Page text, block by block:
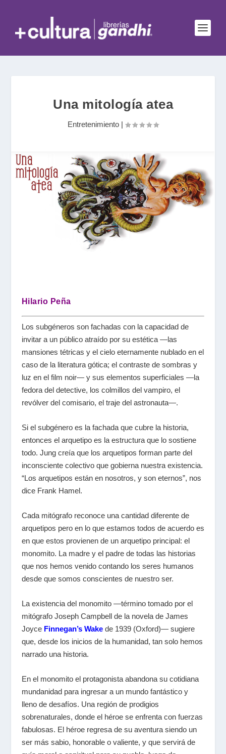
Una mitología atea
Entretenimiento |
Hilario Peña
Los subgéneros son fachadas con la capacidad de
invitar a un público atraído por su estética —las
mansiones tétricas y el cielo eternamente nublado en el
caso de la literatura gótica; el contraste de sombras y
luz en el film noir— y sus elementos superficiales —la
fedora del detective, los colmillos del vampiro, el
revólver del comisario, el traje del astronauta—.
Si el subgénero es la fachada que cubre la historia,
entonces el arquetipo es la estructura que lo sostiene
todo. Jung creía que los arquetipos forman parte del
inconsciente colectivo que gobierna nuestra existencia.
“Los arquetipos están en nosotros, y son eternos”, nos
dice Frank Hamel.
Cada mitógrafo reconoce una cantidad diferente de
arquetipos pero en lo que estamos todos de acuerdo es
en que estos provienen de un arquetipo principal: el
monomito. La madre y el padre de todas las historias
que nos hemos venido contando los seres humanos
desde que somos conscientes de nuestro ser.
La existencia del monomito —término tomado por el
mitógrafo Joseph Campbell de la novela de James
Joyce Finnegan’s Wake de 1939 (Oxford)— sugiere
que, desde los inicios de la humanidad, tan solo hemos
narrado una historia.
En el monomito el protagonista abandona su cotidiana
mundanidad para ingresar a un mundo fantástico y
lleno de desafíos. Una región de prodigios
sobrenaturales, donde el héroe se enfrenta con fuerzas
fabulosas. El héroe regresa de su aventura siendo un
ser más sabio, honorable o valiente, y que servirá de